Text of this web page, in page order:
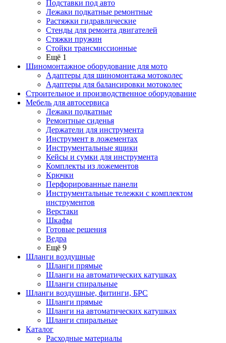
Подставки под авто
Лежаки подкатные ремонтные
Растяжки гидравлические
Стенды для ремонта двигателей
Стяжки пружин
Стойки трансмиссионные
Ещё 1
Шиномонтажное оборудование для мото
Адаптеры для шиномонтажа мотоколес
Адаптеры для балансировки мотоколес
Строительное и производственное оборудование
Мебель для автосервиса
Лежаки подкатные
Ремонтные сиденья
Держатели для инструмента
Инструмент в ложементах
Инструментальные ящики
Кейсы и сумки для инструмента
Комплекты из ложементов
Крючки
Перфорированные панели
Инструментальные тележки с комплектом
инструментов
Верстаки
Шкафы
Готовые решения
Ведра
Ещё 9
Шланги воздушные
Шланги прямые
Шланги на автоматических катушках
Шланги спиральные
Шланги воздушные, фитинги, БРС
Шланги прямые
Шланги на автоматических катушках
Шланги спиральные
Каталог
Расходные материалы